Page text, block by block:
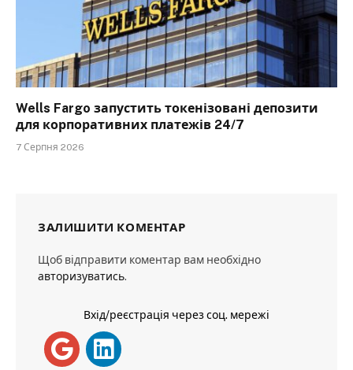
Wells Fargo запустить токенізовані депозити
для корпоративних платежів 24/7
7 Серпня 2026
ЗАЛИШИТИ КОМЕНТАР
Щоб відправити коментар вам необхідно
авторизуватись.
Вхід/реєстрація через соц. мережі